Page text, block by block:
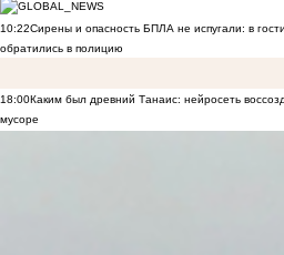
10:22Сирены и опасность БПЛА не испугали: в
обратились в полицию
18:00Каким был древний Танаис: нейросеть
мусоре